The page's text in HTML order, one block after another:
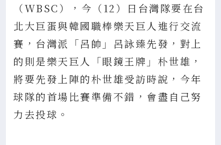
（WBSC），今（12）日台灣隊要在台
北大巨蛋與韓國職棒樂天巨人進行交流
賽，台灣派「呂帥」呂詠臻先發，對上
的則是樂天巨人「眼鏡王牌」朴世雄，
將要先發上陣的朴世雄受訪時說，今年
球隊的首場比賽準備不錯，會盡自己努
力去投球。